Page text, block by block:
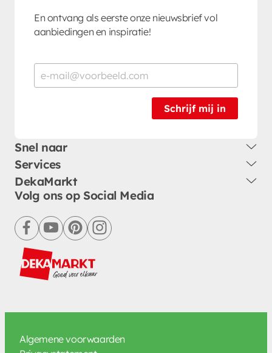
En ontvang als eerste onze nieuwsbrief vol
aanbiedingen en inspiratie!
Schrijf mij in
Snel naar
Services
DekaMarkt
Volg ons op Social Media
facebookyoutubepinterestinstagram
Algemene voorwaarden